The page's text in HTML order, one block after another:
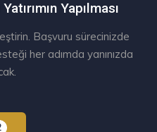
Yapılması
Başvuru sürecinizde
her adımda yanınızda